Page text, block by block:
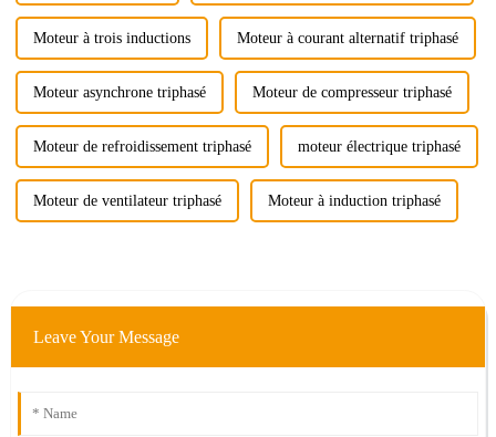
Moteur à trois inductions Moteur à courant alternatif triphasé
Moteur asynchrone triphasé Moteur de compresseur triphasé
Moteur de refroidissement triphasé moteur électrique triphasé
Moteur de ventilateur triphasé Moteur à induction triphasé
Leave Your Message